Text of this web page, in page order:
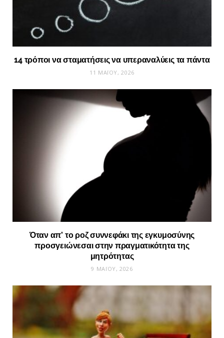
14 τρόποι να σταματήσεις να υπεραναλύεις τα πάντα
11 ΜΑΪ́ΟΥ, 2026
Όταν απ’ το ροζ συννεφάκι της εγκυμοσύνης
προσγειώνεσαι στην πραγματικότητα της
μητρότητας
9 ΜΑΪ́ΟΥ, 2026